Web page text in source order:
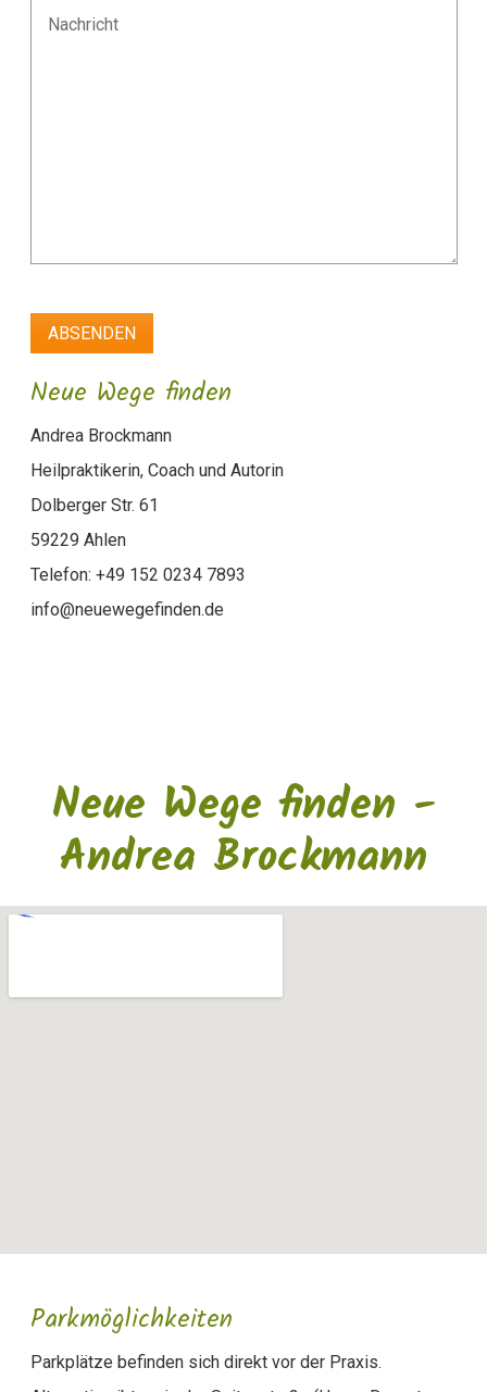
Neue Wege finden
Andrea Brockmann
Heilpraktikerin, Coach und Autorin
Dolberger Str. 61
59229 Ahlen
Telefon: +49 152 0234 7893
info@neuewegefinden.de
Neue Wege finden -
Andrea Brockmann
Parkmöglichkeiten
Parkplätze befinden sich direkt vor der Praxis.